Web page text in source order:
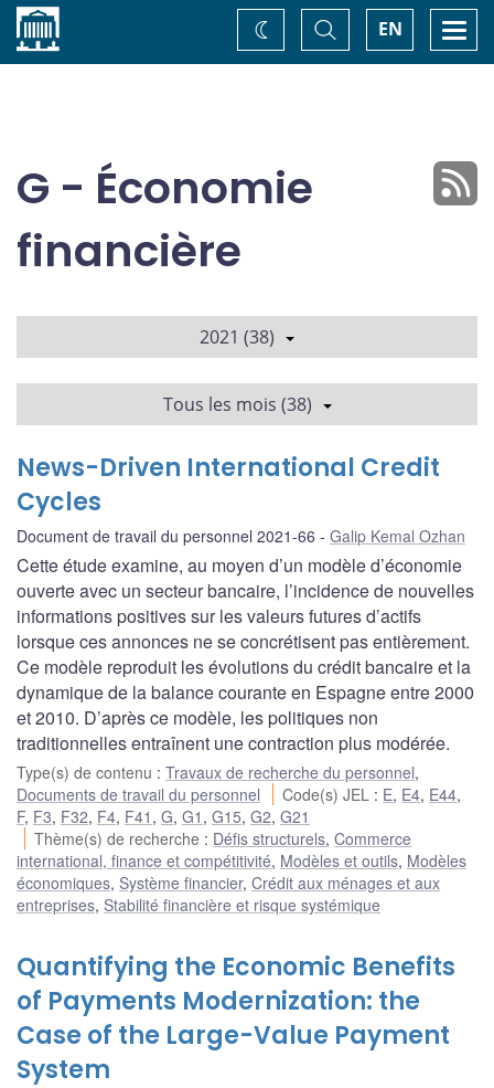
Accueil EN
Basculer
la
recherche
Changez
de
G - Économie
financière
2021 (38)
Tous les mois (38)
News-Driven International Credit
Cycles
Document de travail du personnel 2021-66 Galip Kemal Ozhan
Cette étude examine, au moyen d’un modèle d’économie
ouverte avec un secteur bancaire, l’incidence de nouvelles
informations positives sur les valeurs futures d’actifs
lorsque ces annonces ne se concrétisent pas entièrement.
Ce modèle reproduit les évolutions du crédit bancaire et la
dynamique de la balance courante en Espagne entre 2000
et 2010. D’après ce modèle, les politiques non
traditionnelles entraînent une contraction plus modérée.
Type(s) de contenu : Travaux de recherche du personnel,
Documents de travail du personnel
Code(s) JEL : E, E4, E44,
F, F3, F32, F4, F41 , G, G1 , G15, G2, G21
Thème(s) de recherche : Défis structurels,Commerce
international, finance et compétitivité, Modèles et outils, Modèles
économiques, Système financier, Crédit aux ménages et aux
entreprises, Stabilité financière et risque systémique
Quantifying the Economic Benefits
of Payments Modernization: the
Case of the Large-Value Payment
System